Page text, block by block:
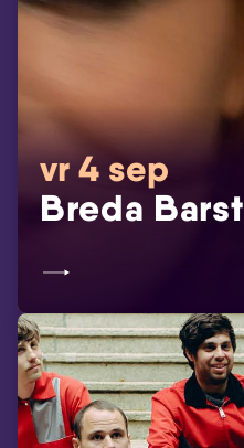
vr 4 sep
Breda Barst